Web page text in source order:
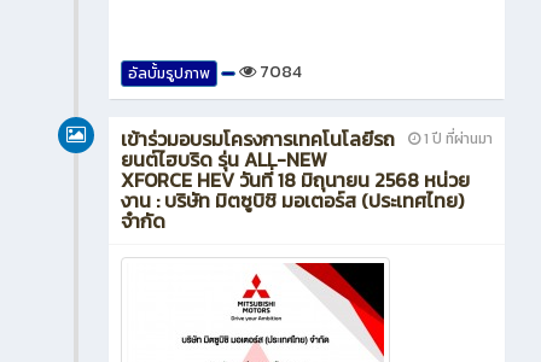
อัลบั้มรูปภาพ 7084
1 ปี ที่ผ่านมา
เข้าร่วมอบรมโครงการเทคโนโลยีรถ
ยนต์ไฮบริด รุ่น ALL-NEW
XFORCE HEV วันที่ 18 มิถุนายน 2568 หน่วย
งาน : บริษัท มิตซูบิชิ มอเตอร์ส (ประเทศไทย)
จำกัด